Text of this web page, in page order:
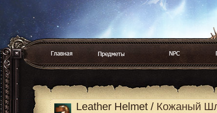
Leather Helmet / Кожаный